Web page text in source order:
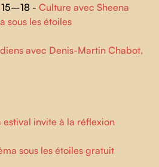
– 18 - Culture avec Sheena
sous les étoiles
avec Denis-Martin Chabot,
estival invite à la réflexion
sous les étoiles gratuit